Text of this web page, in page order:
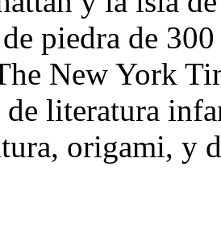
piedra de
New York
literatura
origami, y